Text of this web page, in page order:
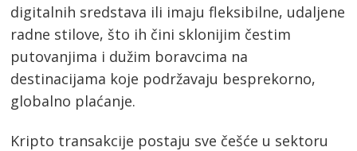
digitalnih sredstava ili imaju fleksibilne, udaljene
radne stilove, što ih čini sklonijim čestim
putovanjima i dužim boravcima na
destinacijama koje podržavaju besprekorno,
globalno plaćanje.
Kripto transakcije postaju sve češće u sektoru